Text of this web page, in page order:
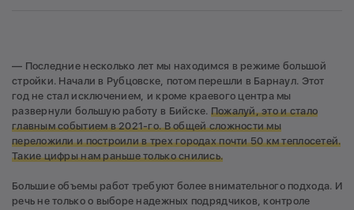
— Последние несколько лет мы находимся в режиме большой
стройки. Начали в Рубцовске, потом перешли в Барнаул. Этот
год не стал исключением, и кроме краевого центра мы
развернули большую работу в Бийске. Пожалуй, это и стало
главным событием в 2021-го. В общей сложности мы
переложили и построили в трех городах почти 50 км теплосетей.
Такие цифры нам раньше только снились.
Большие объемы работ требуют более внимательного подхода. И
речь не только о выборе надежных подрядчиков, контроле